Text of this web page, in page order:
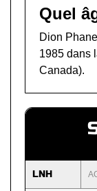
Quel
Dion
1985 dans
Canada).
LNH